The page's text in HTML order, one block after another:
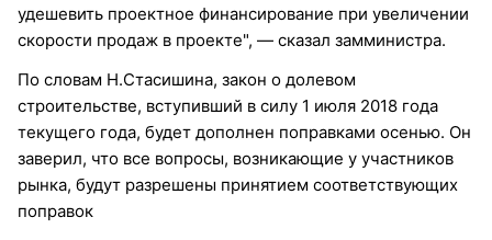
удешевить проектное финансирование при увеличении
скорости продаж в проекте", — сказал замминистра.
По словам Н.Стасишина, закон о долевом
строительстве, вступивший в силу 1 июля 2018 года
текущего года, будет дополнен поправками осенью. Он
заверил, что все вопросы, возникающие у участников
рынка, будут разрешены принятием соответствующих
поправок